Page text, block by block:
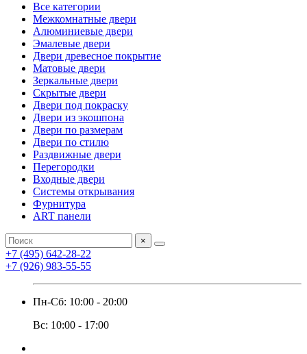
Все категории
Межкомнатные двери
Алюминиевые двери
Эмалевые двери
Двери древесное покрытие
Матовые двери
Зеркальные двери
Скрытые двери
Двери под покраску
Двери из экошпона
Двери по размерам
Двери по стилю
Раздвижные двери
Перегородки
Входные двери
Системы открывания
Фурнитура
ART панели
×
+7 (495) 642-28-22
+7 (926) 983-55-55
Пн-Сб: 10:00 - 20:00
Вс: 10:00 - 17:00